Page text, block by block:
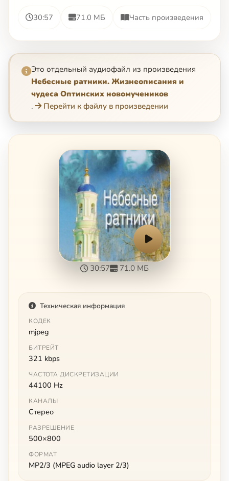
30:57 71.0 МБ Часть произведения
Это отдельный аудиофайл из произведения
Небесные ратники. Жизнеописания и
чудеса Оптинских новомучеников
.
Перейти к файлу в произведении
30:57 71.0 МБ
Техническая информация
КОДЕК
mjpeg
БИТРЕЙТ
321 kbps
ЧАСТОТА ДИСКРЕТИЗАЦИИ
44100 Hz
КАНАЛЫ
Стерео
РАЗРЕШЕНИЕ
500×800
ФОРМАТ
MP2/3 (MPEG audio layer 2/3)